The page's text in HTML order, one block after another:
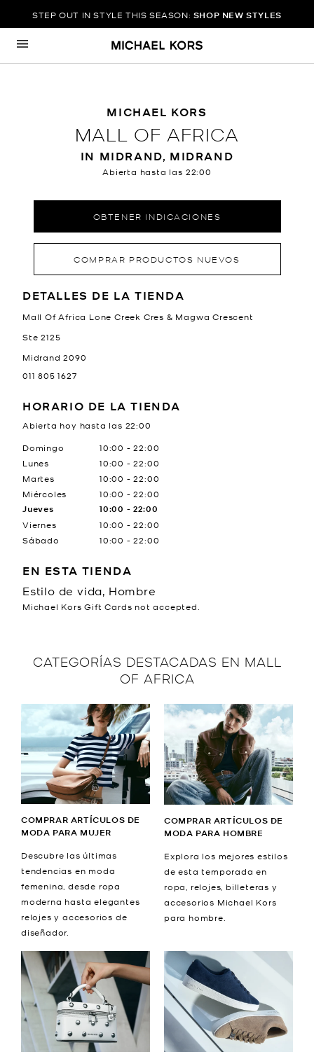
Ir al contenido
STEP OUT IN STYLE THIS SEASON: SHOP NEW STYLES
Volver a navegación
MICHAEL KORS
MALL OF AFRICA
IN MIDRAND, MIDRAND
Abierta hasta las 22:00
OBTENER INDICACIONES
COMPRAR PRODUCTOS NUEVOS
LOCATION INFORMATION
DETALLES DE LA TIENDA
Mall Of Africa Lone Creek Cres & Magwa Crescent
Ste 2125
Midrand 2090
011 805 1627
HORARIO DE LA TIENDA
Abierta hoy hasta las 22:00
Día de la semanaHorario
Lunes
10:00 -22:00
Martes
10:00 -22:00
Miércoles
10:00 -22:00
Jueves 10:00 -22:00
Viernes 10:00 -22:00
Sábado
10:00 -22:00
Domingo 10:00 -22:00
EN ESTA TIENDA
Estilo de vida, Hombre
Michael Kors Gift Cards not accepted.
CATEGORÍAS DESTACADAS EN MALL
OF AFRICA
COMPRAR ARTÍCULOS DE
MODA PARA MUJER
Descubre las últimas
tendencias en moda
femenina, desde ropa
moderna hasta elegantes
relojes y accesorios de
diseñador.
COMPRAR ARTÍCULOS DE
MODA PARA HOMBRE
Explora los mejores estilos
de esta temporada en
ropa, relojes, billeteras y
accesorios Michael Kors
para hombre.